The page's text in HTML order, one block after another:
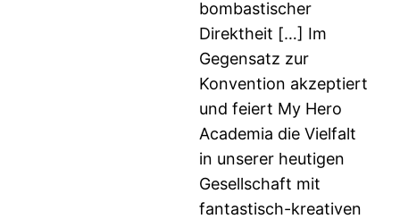
bombastischer
Direktheit […] Im
Gegensatz zur
Konvention akzeptiert
und feiert My Hero
Academia die Vielfalt
in unserer heutigen
Gesellschaft mit
fantastisch-kreativen